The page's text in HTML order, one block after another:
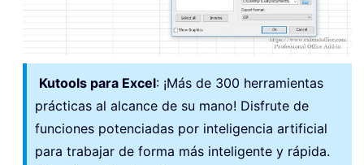
Kutools para Excel: ¡Más de 300 herramientas
prácticas al alcance de su mano! Disfrute de
funciones potenciadas por inteligencia artificial
para trabajar de forma más inteligente y rápida.